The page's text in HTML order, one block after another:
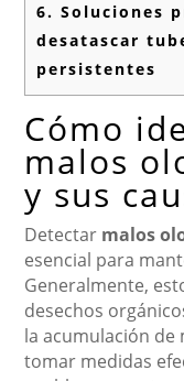
6. Soluciones
desatascar
persistentes
Cómo
malos
y sus
Detectar malos
esencial para
Generalmente,
desechos
la acumulación de
tomar medidas